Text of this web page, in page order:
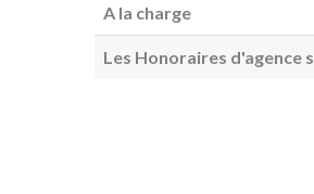
A la charge
Les Honoraires d'agence